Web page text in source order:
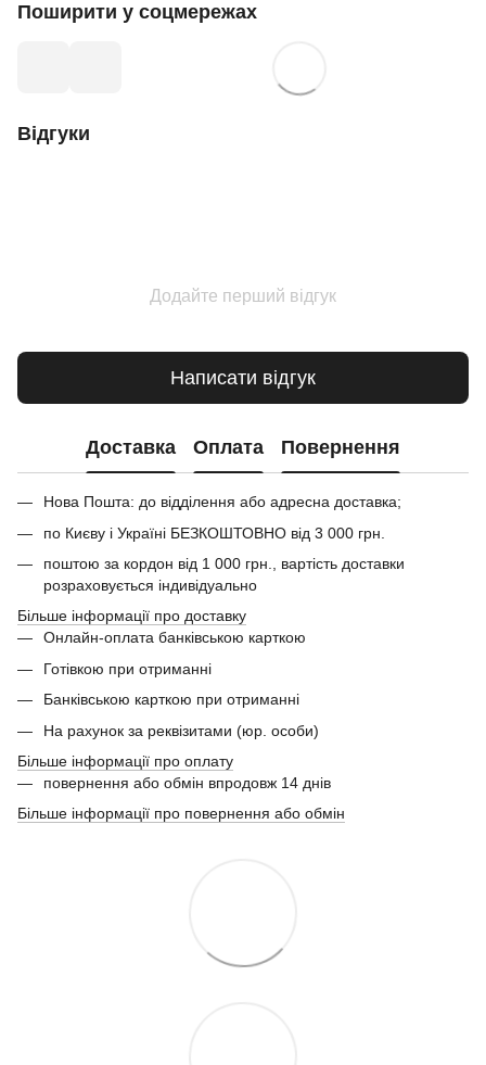
Поширити у соцмережах
Відгуки
Додайте перший відгук
Написати відгук
Доставка Оплата Повернення
Нова Пошта: до відділення або адресна доставка;
по Києву і Україні БЕЗКОШТОВНО від 3 000 грн.
поштою за кордон від 1 000 грн., вартість доставки
розраховується індивідуально
Більше інформації про доставку
Онлайн-оплата банківською карткою
Готівкою при отриманні
Банківською карткою при отриманні
На рахунок за реквізитами (юр. особи)
Більше інформації про оплату
повернення або обмін впродовж 14 днів
Більше інформації про повернення або обмін